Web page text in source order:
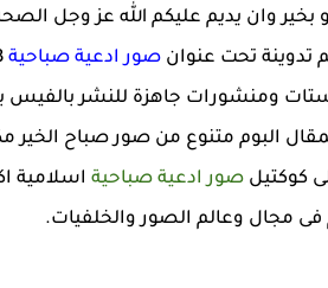
وان يديم عليكم الله عز وجل الصحة
تدوينة تحت عنوانصور ادعية صباحية
ومنشورات جاهزة للنشر بالفيس
البوم متنوع من صور صباح الخير
كوكتيلصور ادعية صباحية اسلامية
مجال وعالم الصور والخلفيات.